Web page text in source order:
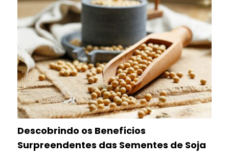
Descobrindo os Benefícios
Surpreendentes das Sementes de Soja